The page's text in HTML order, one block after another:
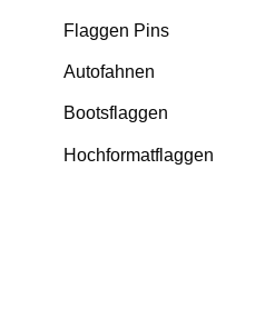
Flaggen Pins
Autofahnen
Bootsflaggen
Hochformatflaggen